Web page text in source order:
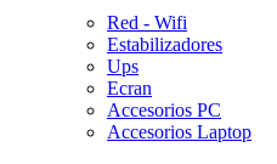
Red - Wifi
Estabilizadores
Ups
Ecran
Accesorios PC
Accesorios Laptop